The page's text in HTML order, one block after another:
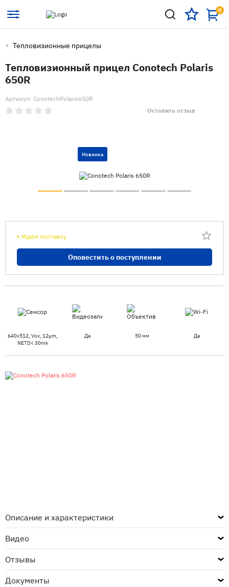
0
Тепловизионные прицелы
Тепловизионный прицел Conotech Polaris
650R
Артикул: ConotechPolaris650R
Оставить отзыв
Новинка
Описание и характеристики
Видео
Отзывы
Документы
Ждем поставку
Оповестить о поступлении
640x512, Vox, 12μm,
NETD< 30mk
Да 50 мм Да